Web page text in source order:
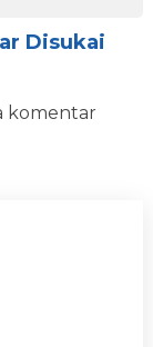
Disukai
komentar